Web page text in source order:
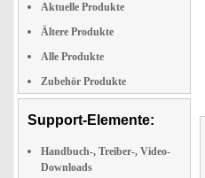
Aktuelle Produkte
Ältere Produkte
Alle Produkte
Zubehör Produkte
Support-Elemente:
Handbuch-, Treiber-, Video-
Downloads